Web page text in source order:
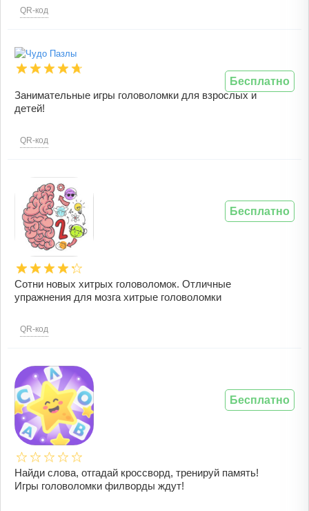
QR-код
Занимательные игры головоломки для взрослых и
детей!
QR-код
Бесплатно
Сотни новых хитрых головоломок. Отличные
упражнения для мозга хитрые головоломки
QR-код
Бесплатно
Найди слова, отгадай кроссворд, тренируй память!
Игры головоломки филворды ждут!
Бесплатно